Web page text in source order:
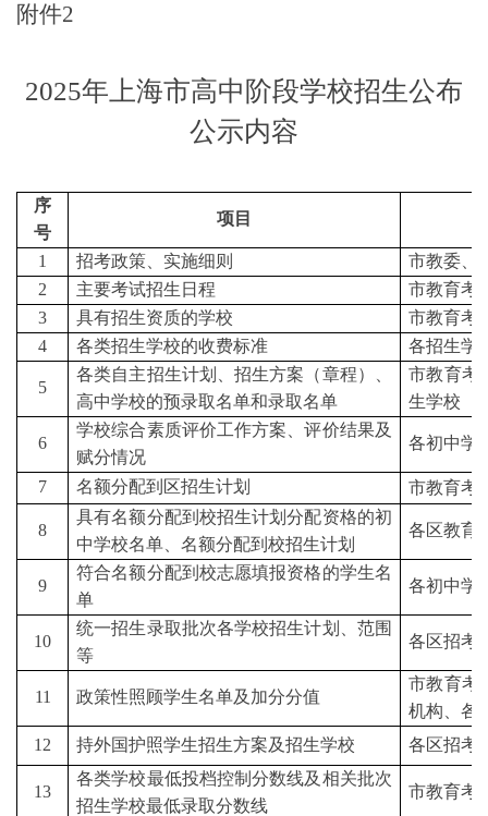
附件2
2025年上海市高中阶段学校招生公布
公示内容
序
号
项目
1 招考政策、实施细则
市教委、
2
主要考试招生日程
市教育考
3
具有招生资质的学校
市教育考
4
各类招生学校的收费标准 各招生学
5
各类自主招生计划、招生方案（章程）、
高中学校的预录取名单和录取名单
市教育考
生学校
6
学校综合素质评价工作方案、评价结果及
赋分情况
各初中学
7 名额分配到区招生计划 市教育考
8
具有名额分配到校招生计划分配资格的初
中学校名单、名额分配到校招生计划
各区教育
9
符合名额分配到校志愿填报资格的学生名
单
各初中学
10
统一招生录取批次各学校招生计划、范围
等
各区招考
11 政策性照顾学生名单及加分分值
市教育考
机构、各
1 2 持外国护照学生招生方案及招生学校 各区招考
13
各类学校最低投档控制分数线及相关批次
招生学校最低录取分数线
市教育考